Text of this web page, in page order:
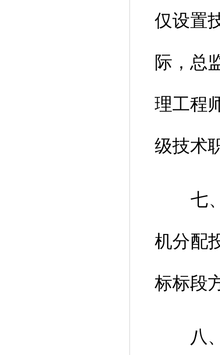
仅设置
际，总
理工程
级技术
七、
机分配
标标段
八、